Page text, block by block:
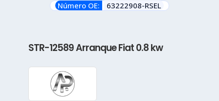
Número OE: 63222908-RSEL
STR-12589 Arranque Fiat 0.8 kw